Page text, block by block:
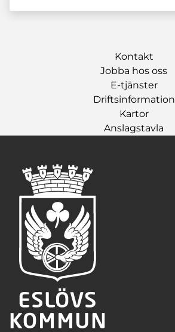
Kontakt
Jobba hos oss
E-tjänster
Driftsinformation
Kartor
Anslagstavla